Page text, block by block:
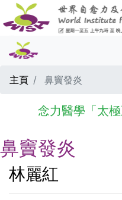
主頁 鼻竇發炎
念力醫學「太極
鼻竇發炎
林麗紅